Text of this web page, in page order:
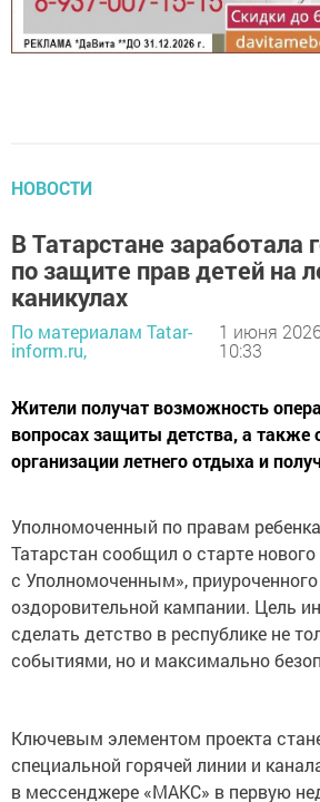
НОВОСТИ
В Татарстане заработала
по защите прав детей на
каникулах
По материалам Tatar-
inform.ru,
1 июня
10:33
Жители получат возможность
вопросах защиты детства, а также
организации летнего отдыха и
Уполномоченный по правам
Татарстан сообщил о старте
с Уполномоченным», приуроченного
оздоровительной кампании. Цель
сделать детство в республике не
событиями, но и максимально
Ключевым элементом проекта
специальной горячей линии и
в мессенджере «МАКС» в первую